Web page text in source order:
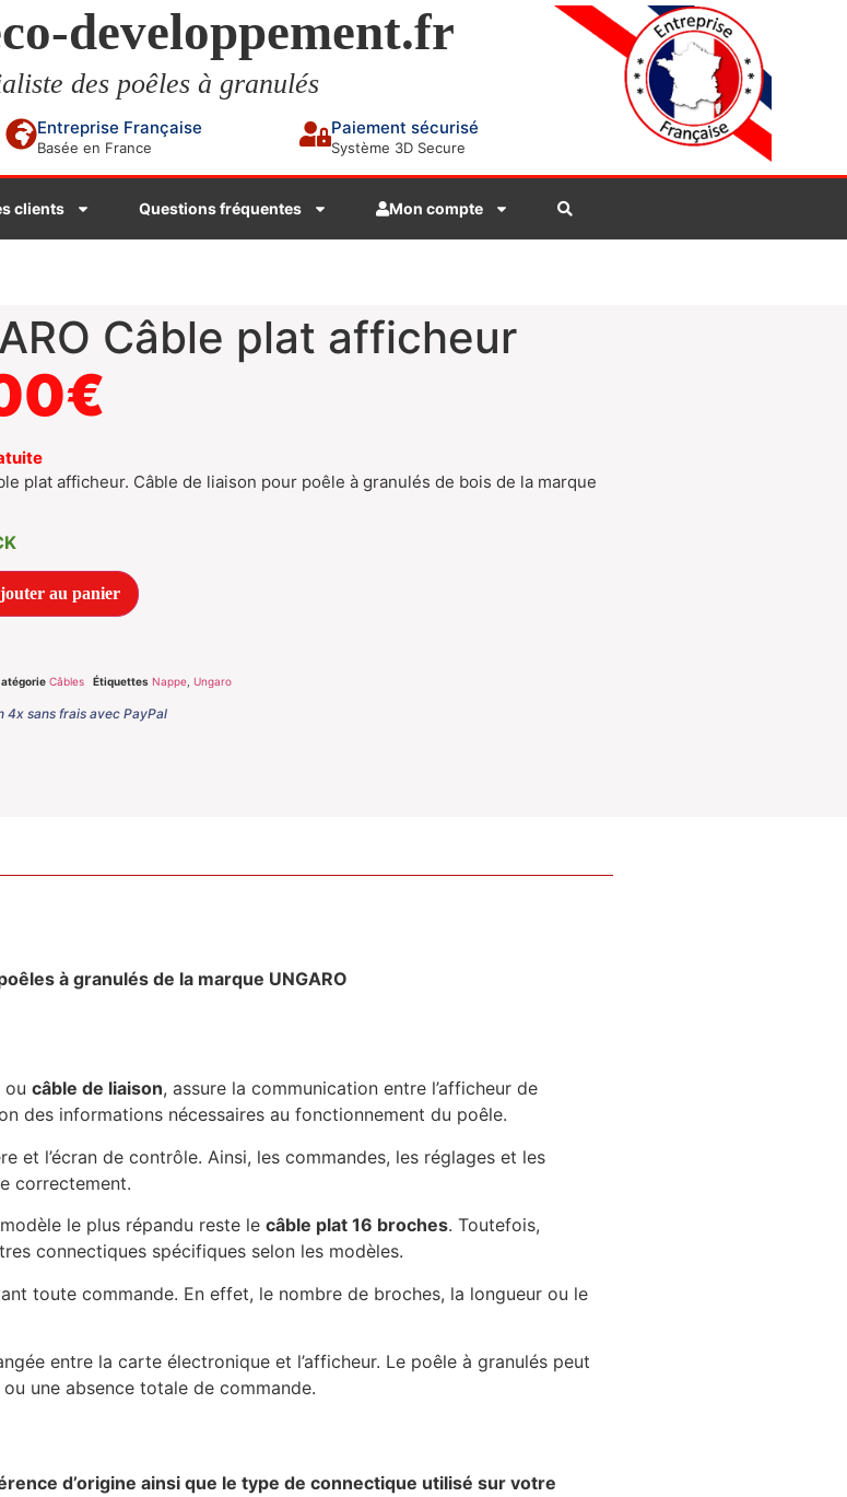
developpement.fr
des poêles à granulés
Entreprise Française
Basée en France
Paiement sécurisé
Système 3D Secure
clients Questions fréquentes Mon compte
Câble plat afficheur
€
plat afficheur. Câble de liaison pour poêle à granulés de bois de la marque
au panier
Câbles Étiquettes Nappe Ungaro
4x sans frais avec PayPal
à granulés de la marque UNGARO
ou câble de liaison, assure la communication entre l’afficheur de
des informations nécessaires au fonctionnement du poêle.
et l’écran de contrôle. Ainsi, les commandes, les réglages et les
correctement.
le plus répandu reste le câble plat 16 broches. Toutefois,
connectiques spécifiques selon les modèles.
toute commande. En effet, le nombre de broches, la longueur ou le
entre la carte électronique et l’afficheur. Le poêle à granulés peut
une absence totale de commande.
d’origine ainsi que le type de connectique utilisé sur votre